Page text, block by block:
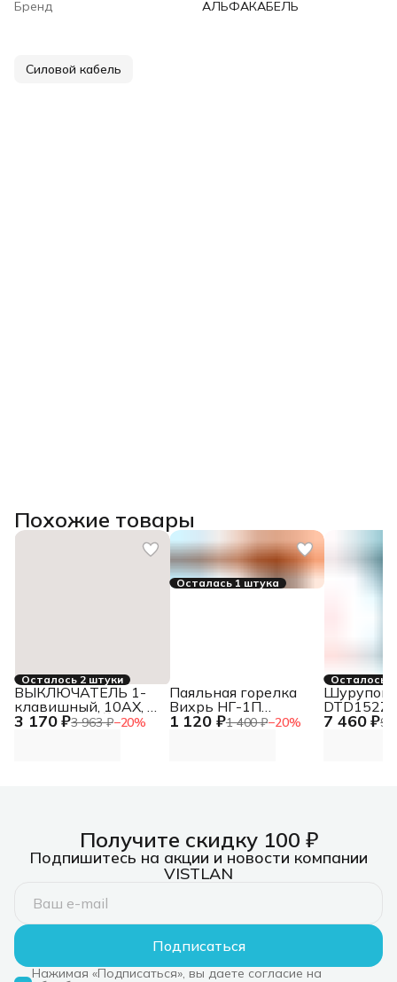
Бренд
АЛЬФАКАБЕЛЬ
Силовой кабель
Похожие товары
Осталось 2 штуки
3 170 ₽3 963 ₽−20%
ВЫКЛЮЧАТЕЛЬ 1-
клавишный, 10АХ, в
сборе, БЕЛЫЙ
Осталась 1 штука
1 120 ₽1 400 ₽−20%
Паяльная горелка
Вихрь НГ-1П
газовый макс.t=1300
Осталось
7 460 ₽9
DTD152Z
Получите скидку 100 ₽
Подпишитесь на акции и новости компании
VISTLAN
Подписаться
Нажимая «Подписаться», вы даете согласие на